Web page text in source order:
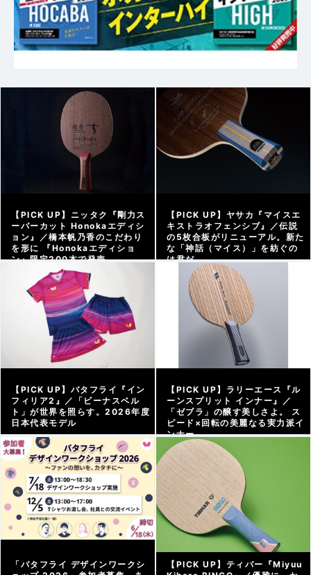
【PICK UP】ニッタク『剛力ス
ーパーカット Honokaエディシ
ョン』／橋本帆乃香のこだわり
を形に 『Honokaエディショ
ン』限定200本で発売
アーカイブ |
【PICK UP】ヤサカ『マイスエ
キストラオフェンシブ』／伝説
の5枚合板がリニューアル。新た
な「神話（マイス）」を紡ぐの
は君だ
アーカイブ |
【PICK UP】バタフライ『イン
フィリア2』／「ビーナスベル
ト」が世界を照らす。2026年度
日本代表モデル
2026/07/11
【PICK UP】ラリーエース『ル
ーンスプリット インナー』／
「ゼブラ」の醸す美しさよ。 ス
ピード×回転の美麗なる実力派イ
ンナー
アーカイブ |
「バタフライ デザインワークシ
【PICK UP】ティバー『Miyuu